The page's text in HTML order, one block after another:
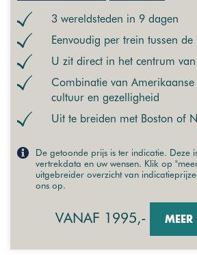
3 wereldsteden in 9 dagen
Eenvoudig per trein tussen de
U zit direct in het centrum
Combinatie van Amerikaanse
cultuur en gezelligheid
Uit te breiden met Boston of
De getoonde prijs is ter indicatie. Deze
vertrekdata en uw wensen. Klik op
uitgebreider overzicht van
ons op.
VANAF 1995,-